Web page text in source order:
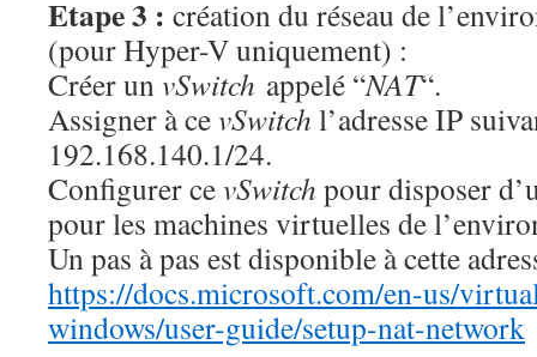
Etape 3 : création du réseau de
(pour Hyper-V uniquement) :
Créer unvSwitch appelé “NAT“.
Assigner à cevSwitch l’adresse IP
192.168.140.1/24.
Configurer cevSwitch pour disposer
pour les machines virtuelles de
Un pas à pas est disponible à cette
https://docs.microsoft.com/en-us/
windows/user-guide/setup-nat-network